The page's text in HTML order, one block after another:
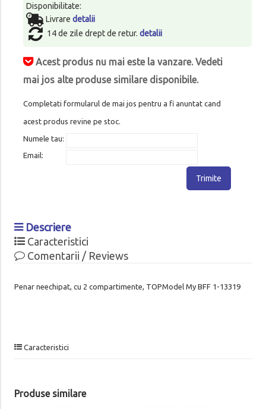
Disponibilitate:
Livrare detalii
14 de zile drept de retur. detalii
Acest produs nu mai este la vanzare. Vedeti
mai jos alte produse similare disponibile.
Completati formularul de mai jos pentru a fi anuntat cand
acest produs revine pe stoc.
Numele tau:
Email:
Trimite
Descriere
Caracteristici
Comentarii / Reviews
Penar neechipat, cu 2 compartimente, TOPModel My BFF 1-13319
Caracteristici
Produse similare